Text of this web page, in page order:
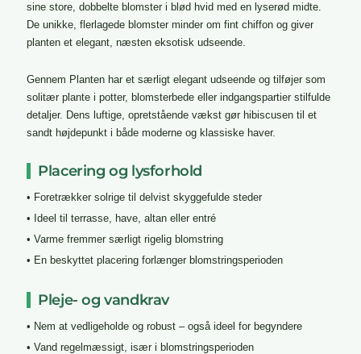
sine store, dobbelte blomster i blød hvid med en lyserød midte.
De unikke, flerlagede blomster minder om fint chiffon og giver
planten et elegant, næsten eksotisk udseende.
Gennem Planten har et særligt elegant udseende og tilføjer som
solitær plante i potter, blomsterbede eller indgangspartier stilfulde
detaljer. Dens luftige, opretstående vækst gør hibiscusen til et
sandt højdepunkt i både moderne og klassiske haver.
Placering og lysforhold
• Foretrækker solrige til delvist skyggefulde steder
• Ideel til terrasse, have, altan eller entré
• Varme fremmer særligt rigelig blomstring
• En beskyttet placering forlænger blomstringsperioden
Pleje- og vandkrav
• Nem at vedligeholde og robust – også ideel for begyndere
• Vand regelmæssigt, især i blomstringsperioden